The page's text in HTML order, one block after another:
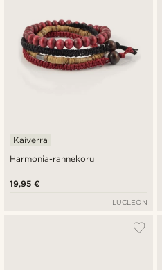
Harmonia-rannekoru
Kaiverra
19,95 €
LUCLEON